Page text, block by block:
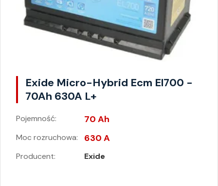
Exide Micro-Hybrid Ecm El700 -
70Ah 630A L+
Pojemność: 70 Ah
Moc rozruchowa: 630 A
Producent: Exide